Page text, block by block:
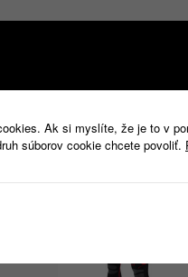
Popis
Fleecová mikina
vrecko na zips na hrudi
tepelnú izoláciu.
Kategória I – len pre
Ak si myslíte, že je to v
súborov cookie chcete povoliť.